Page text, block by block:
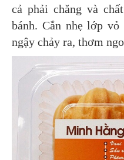
cả phải chăng và
bánh. Cắn nhẹ lớp
ngậy chảy ra, thơm